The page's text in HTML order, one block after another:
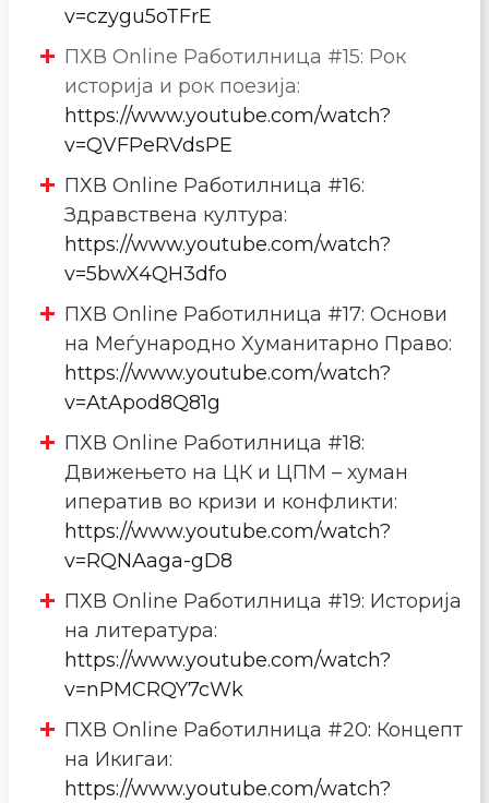
v=czygu5oTFrE
ПХВ Online Работилница #15: Рок
историја и рок поезија:
https://www.youtube.com/watch?
v=QVFPeRVdsPE
ПХВ Online Работилница #16:
Здравствена култура:
https://www.youtube.com/watch?
v=5bwX4QH3dfo
ПХВ Online Работилница #17: Основи
на Меѓународно Хуманитарно Право:
https://www.youtube.com/watch?
v=AtApod8Q81g
ПХВ Online Работилница #18:
Движењето на ЦК и ЦПМ – хуман
иператив во кризи и конфликти:
https://www.youtube.com/watch?
v=RQNAaga-gD8
ПХВ Online Работилница #19: Историја
на литература:
https://www.youtube.com/watch?
v=nPMCRQY7cWk
ПХВ Online Работилница #20: Концепт
на Икигаи:
https://www.youtube.com/watch?